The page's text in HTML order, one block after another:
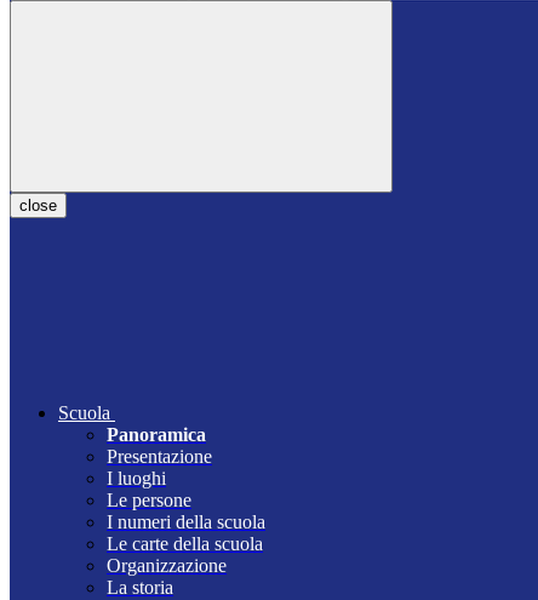
close
Scuola
Panoramica
Presentazione
I luoghi
Le persone
I numeri della scuola
Le carte della scuola
Organizzazione
La storia